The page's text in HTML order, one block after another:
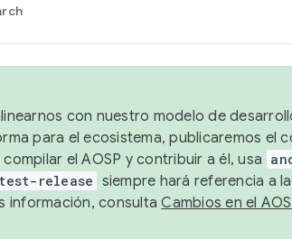
con nuestro modelo de
para el ecosistema, publicaremos el
el AOSP y contribuir a él, usa
release siempre hará referencia a
información, consultaCambios en el